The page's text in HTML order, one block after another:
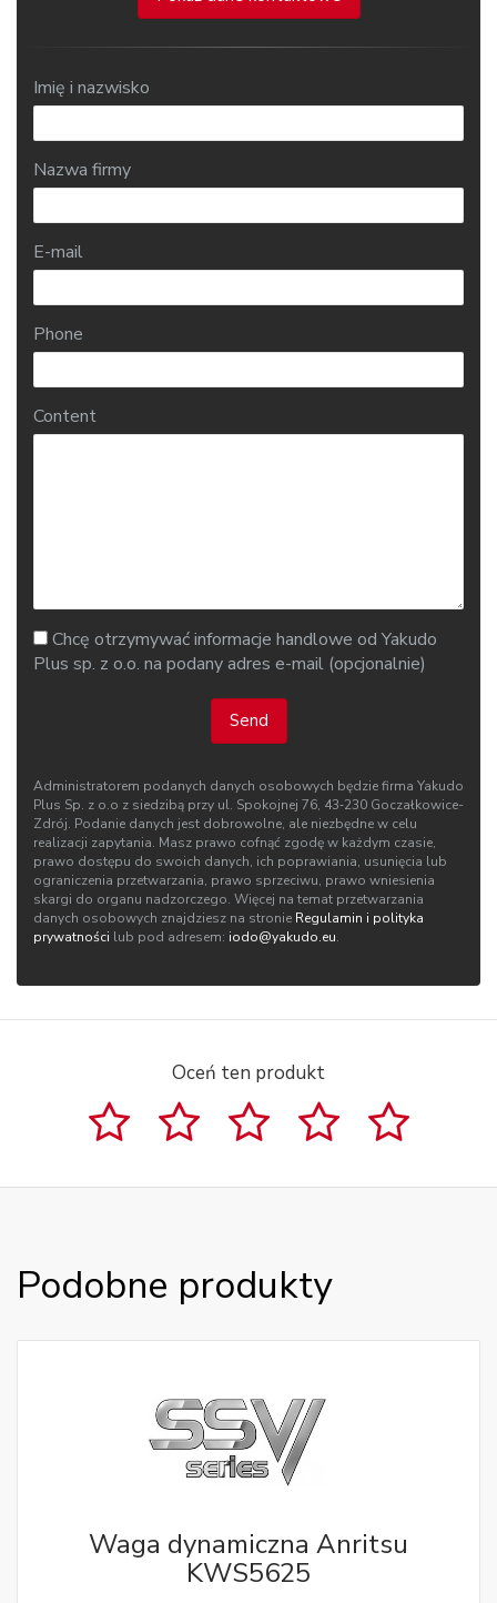
Imię i nazwisko
Nazwa firmy
E-mail
Phone
Content
Chcę otrzymywać informacje handlowe od Yakudo
Plus sp. z o.o. na podany adres e-mail (opcjonalnie)
Send
Administratorem podanych danych osobowych będzie firma Yakudo
Plus Sp. z o.o z siedzibą przy ul. Spokojnej 76, 43‑230 Goczałkowice-
Zdrój. Podanie danych jest dobrowolne, ale niezbędne w celu
realizacji zapytania. Masz prawo cofnąć zgodę w każdym czasie,
prawo dostępu do swoich danych, ich poprawiania, usunięcia lub
ograniczenia przetwarzania, prawo sprzeciwu, prawo wniesienia
skargi do organu nadzorczego. Więcej na temat przetwarzania
danych osobowych znajdziesz na stronie Regulamin i polityka
prywatności lub pod adresem: iodo@yakudo.eu.
Oceń ten produkt
Podobne produkty
Waga dynamiczna Anritsu
KWS5625